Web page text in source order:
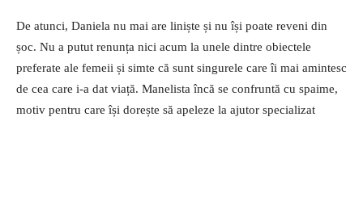
De atunci, Daniela nu mai are liniște și nu își poate reveni din
șoc. Nu a putut renunța nici acum la unele dintre obiectele
preferate ale femeii și simte că sunt singurele care îi mai amintesc
de cea care i-a dat viață. Manelista încă se confruntă cu spaime,
motiv pentru care își dorește să apeleze la ajutor specializat